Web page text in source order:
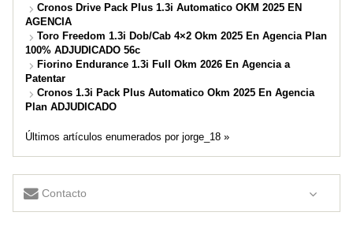
Cronos Drive Pack Plus 1.3i Automatico OKM 2025 EN
AGENCIA
Toro Freedom 1.3i Dob/Cab 4×2 Okm 2025 En Agencia Plan
100% ADJUDICADO 56c
Fiorino Endurance 1.3i Full Okm 2026 En Agencia a
Patentar
Cronos 1.3i Pack Plus Automatico Okm 2025 En Agencia
Plan ADJUDICADO
Últimos artículos enumerados por jorge_18 »
Contacto